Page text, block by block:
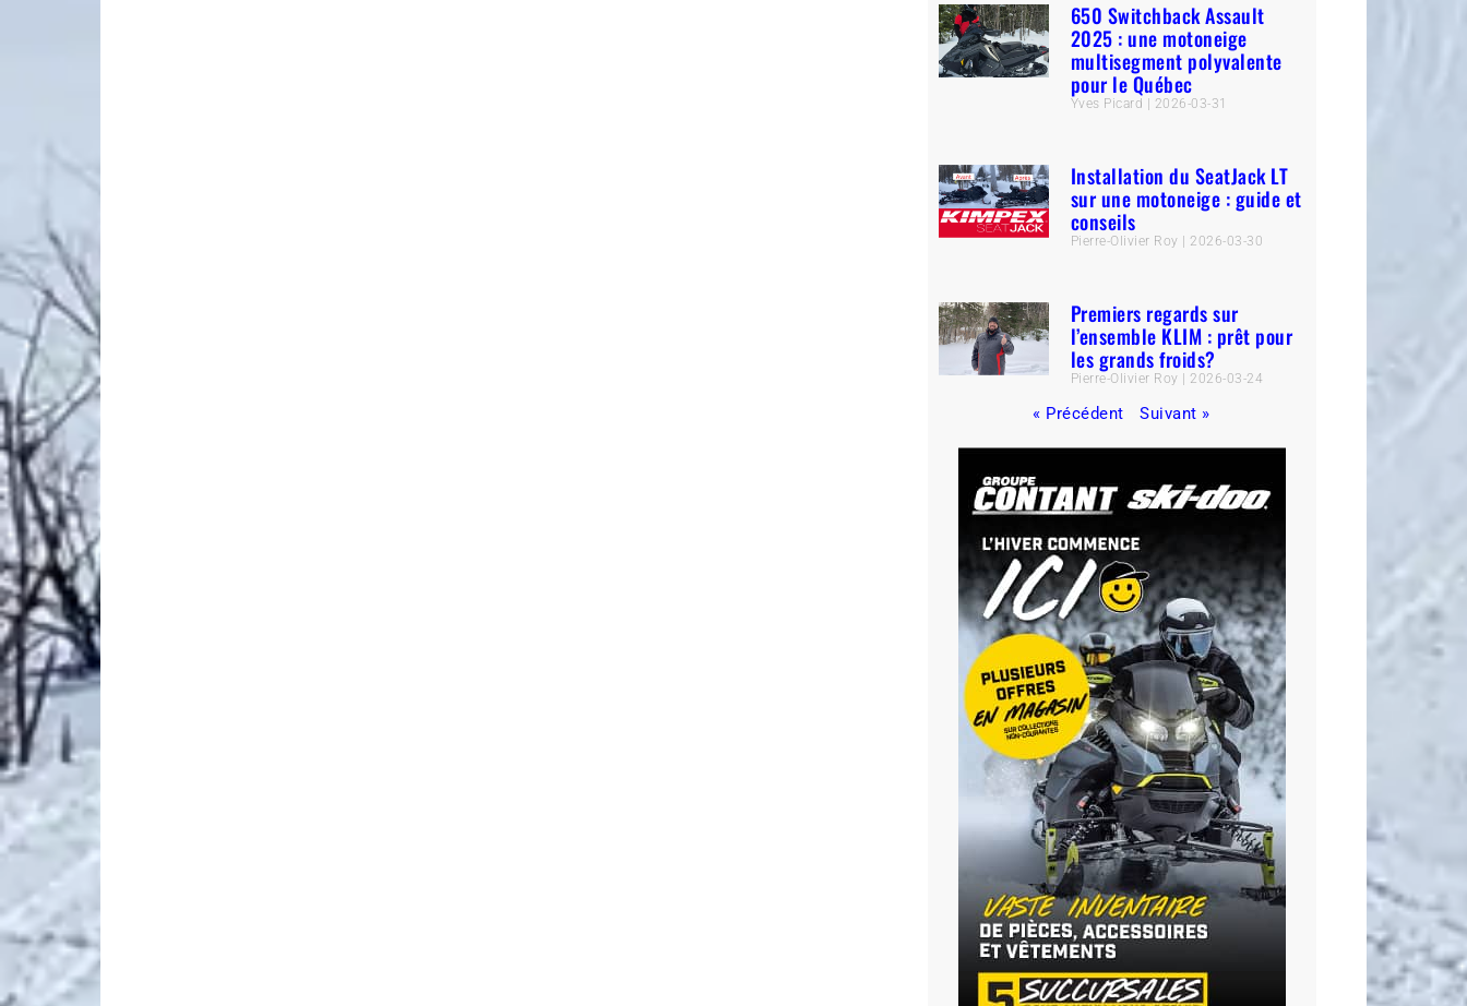
650 Switchback Assault
2025 : une motoneige
multisegment polyvalente
pour le Québec
Yves Picard 2026-03-31
Installation du SeatJack LT
sur une motoneige : guide et
conseils
Pierre-Olivier Roy 2026-03-30
Premiers regards sur
l’ensemble KLIM : prêt pour
les grands froids?
Pierre-Olivier Roy 2026-03-24
« Précédent Suivant »